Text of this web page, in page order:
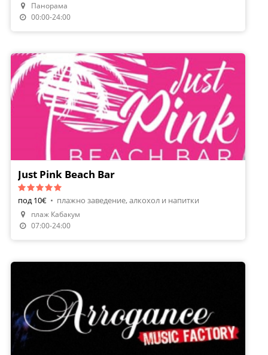
Направи Резервация
Панорама
00:00-24:00
Just Pink Beach Bar
под 10€ • плажно заведение, алкохол и напитки
плаж Кабакум
07:00-24:00